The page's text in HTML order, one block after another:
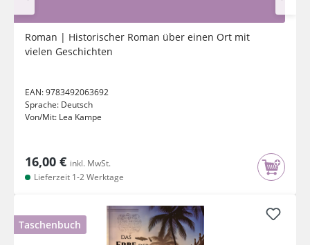
Roman | Historischer Roman über einen Ort mit
vielen Geschichten
EAN:9783492063692
Sprache: Deutsch
Von/Mit: Lea Kampe
16,00 € inkl. MwSt.
Lieferzeit 1-2 Werktage
Taschenbuch